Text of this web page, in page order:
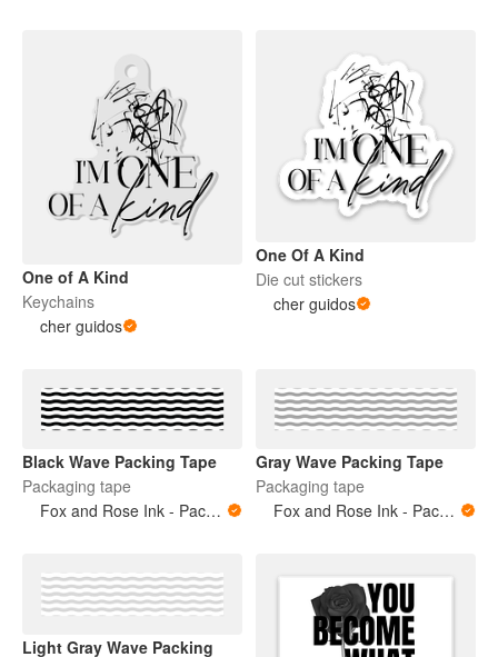
One of A Kind
Keychains
cher guidos
One Of A Kind
Die cut stickers
cher guidos
Black Wave Packing Tape
Packaging tape
Fox and Rose Ink - Packing Tape
Gray Wave Packing Tape
Packaging tape
Fox and Rose Ink - Packing Tape
Light Gray Wave Packing